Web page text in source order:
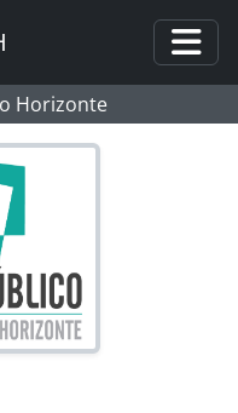
Horizonte